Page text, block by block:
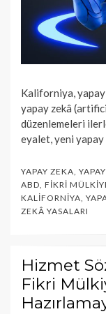
Kaliforniya, yapay
yapay zekâ
düzenlemeleri
eyalet, yeni
YAPAY ZEKA,
ABD, FIKRI
KALIFORNIYA,
ZEKÂ YASALARI
Hizmet
Fikri